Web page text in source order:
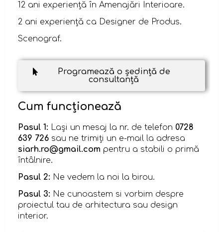
12 ani experiență în Amenajări Interioare.
2 ani experiență ca Designer de Produs.
Scenograf.
Programează o ședință de
consultanță
Cum funcționează
Pasul 1: Lași un mesaj la nr. de telefon 0728
639 726 sau ne trimiți un e-mail la adresa
siarh.ro@gmail.com pentru a stabili o primă
întâlnire.
Pasul 2: Ne vedem la noi la birou.
Pasul 3: Ne cunoastem si vorbim despre
proiectul tau de arhitectura sau design
interior.